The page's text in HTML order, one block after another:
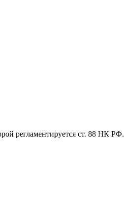
регламентируется ст. 88 НК РФ.